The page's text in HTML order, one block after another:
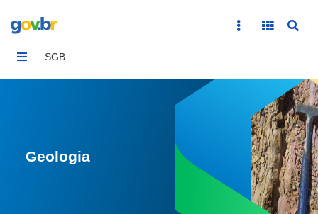
SGB
Geologia